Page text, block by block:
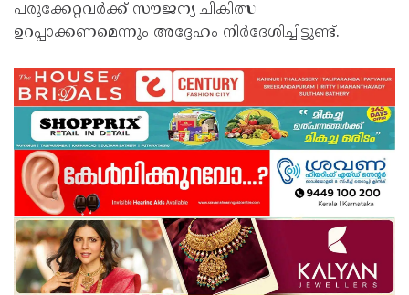
പരുക്കേറ്റവർക്ക് സൗജന‍്യ ചികിത്സ
ഉറപ്പാക്കണമെന്നും അദ്ദേഹം നിർദേശിച്ചിട്ടുണ്ട്.